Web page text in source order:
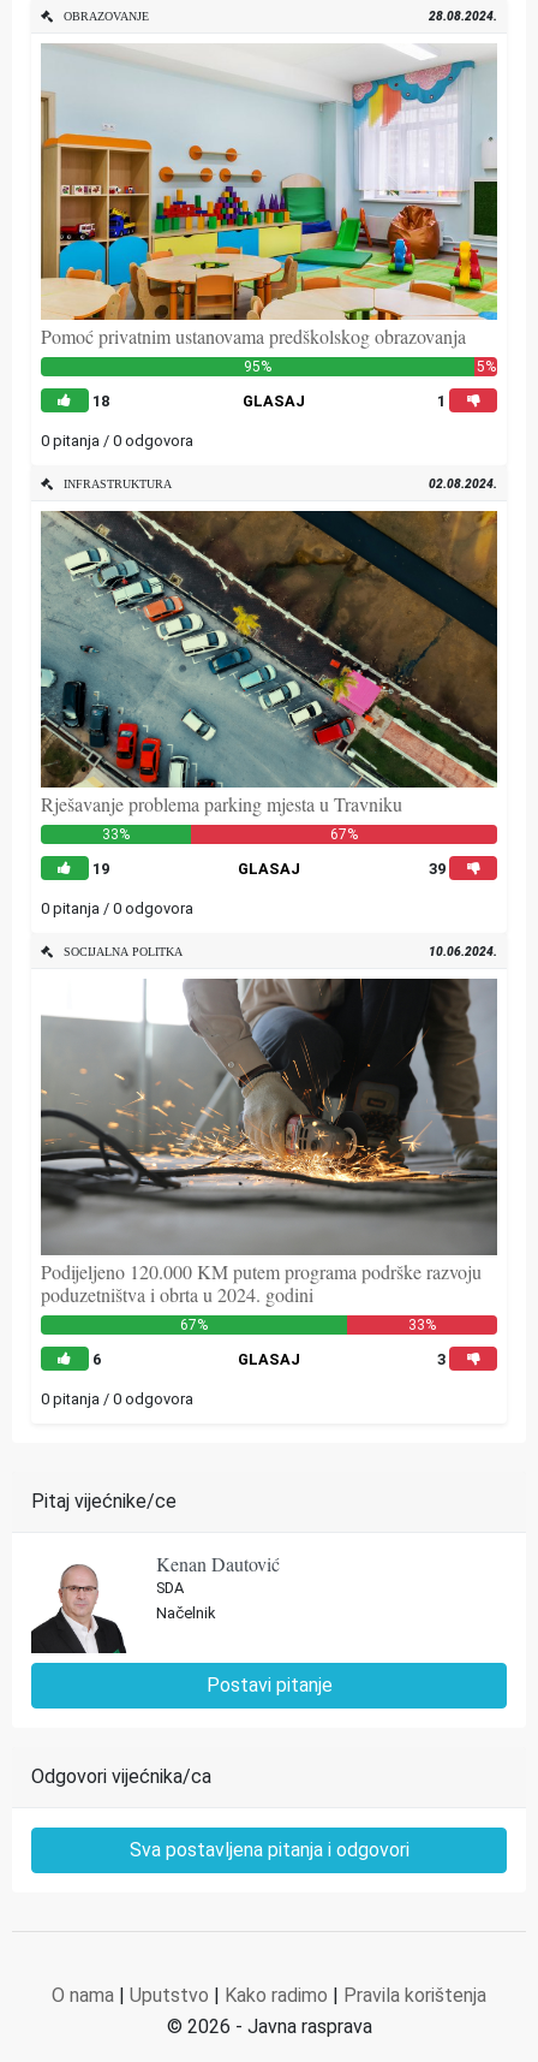
OBRAZOVANJE 28.08.2024.
Pomoć privatnim ustanovama predškolskog obrazovanja
95% 5%
18 GLASAJ 1
0 pitanja / 0 odgovora
INFRASTRUKTURA 02.08.2024.
Rješavanje problema parking mjesta u Travniku
33% 67%
19 GLASAJ 39
0 pitanja / 0 odgovora
SOCIJALNA POLITKA 10.06.2024.
Podijeljeno 120.000 KM putem programa podrške razvoju
poduzetništva i obrta u 2024. godini
67% 33%
6 GLASAJ 3
0 pitanja / 0 odgovora
Pitaj vijećnike/ce
Kenan Dautović
SDA
Načelnik
Postavi pitanje
Odgovori vijećnika/ca
Sva postavljena pitanja i odgovori
O nama | Uputstvo | Kako radimo | Pravila korištenja
© 2026 - Javna rasprava